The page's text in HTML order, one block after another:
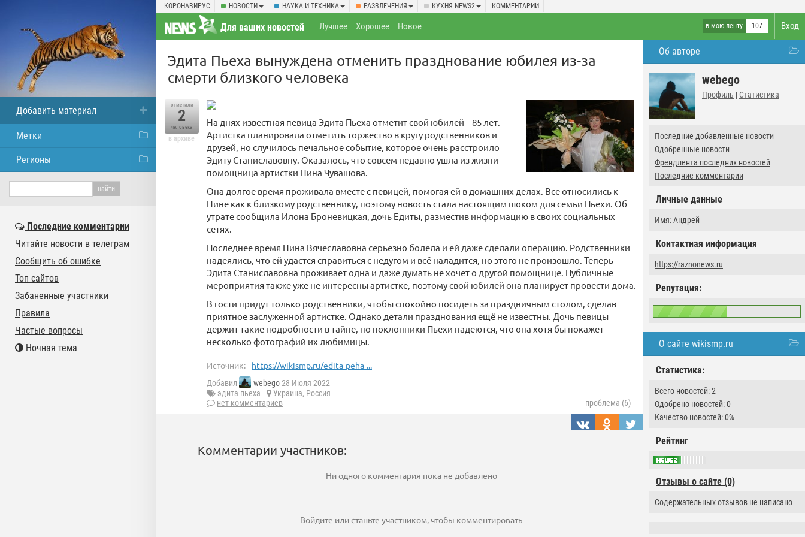
КОРОНАВИРУС НОВОСТИ НАУКА И ТЕХНИКА РАЗВЛЕЧЕНИЯ КУХНЯ NEWS2 КОММЕНТАРИИ
Вход
Для ваших новостей в мою ленту 107
Лучшее Хорошее Новое
Об авторе
webego
Профиль | Статистика
Последние добавленные новости
Одобренные новости
Френдлента последних новостей
Последние комментарии
Личные данные
Имя: Андрей
Контактная информация
https://raznonews.ru
Репутация:
О сайте wikismp.ru
Статистика:
Всего новостей: 2
Одобрено новостей: 0
Качество новостей: 0%
Рейтинг
Отзывы о сайте (0)
Содержательных отзывов не написано
Эдита Пьеха вынуждена отменить празднование юбилея из-за
смерти близкого человека
отметили
2
человека
в архиве
На днях известная певица Эдита Пьеха отметит свой юбилей – 85 лет.
Артистка планировала отметить торжество в кругу родственников и
друзей, но случилось печальное событие, которое очень расстроило
Эдиту Станиславовну. Оказалось, что совсем недавно ушла из жизни
помощница артистки Нина Чувашова.
Она долгое время проживала вместе с певицей, помогая ей в домашних делах. Все относились к
Нине как к близкому родственнику, поэтому новость стала настоящим шоком для семьи Пьехи. Об
утрате сообщила Илона Броневицкая, дочь Едиты, разместив информацию в своих социальных
сетях.
Последнее время Нина Вячеславовна серьезно болела и ей даже сделали операцию. Родственники
надеялись, что ей удастся справиться с недугом и всё наладится, но этого не произошло. Теперь
Эдита Станиславовна проживает одна и даже думать не хочет о другой помощнице. Публичные
мероприятия также уже не интересны артистке, поэтому свой юбилей она планирует провести дома.
В гости придут только родственники, чтобы спокойно посидеть за праздничным столом, сделав
приятное заслуженной артистке. Однако детали празднования ещё не известны. Дочь певицы
держит такие подробности в тайне, но поклонники Пьехи надеются, что она хотя бы покажет
несколько фотографий их любимицы.
Источник: https://wikismp.ru/edita-peha-...
Добавил webego28 Июля 2022
эдита пьеха
Украина, Россия
нет комментариев
проблема (6)
Комментарии участников:
Ни одного комментария пока не добавлено
Войдите илистаньте участником, чтобы комментировать
Добавить материал
Метки
Регионы
Последние комментарии
Читайте новости в телеграм
Сообщить об ошибке
Топ сайтов
Забаненные участники
Правила
Частые вопросы
Ночная тема